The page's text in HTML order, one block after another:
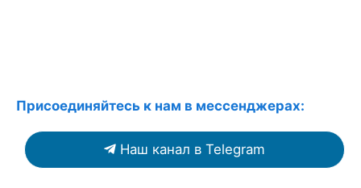
Присоединяйтесь к нам в мессенджерах:
Наш канал в Telegram